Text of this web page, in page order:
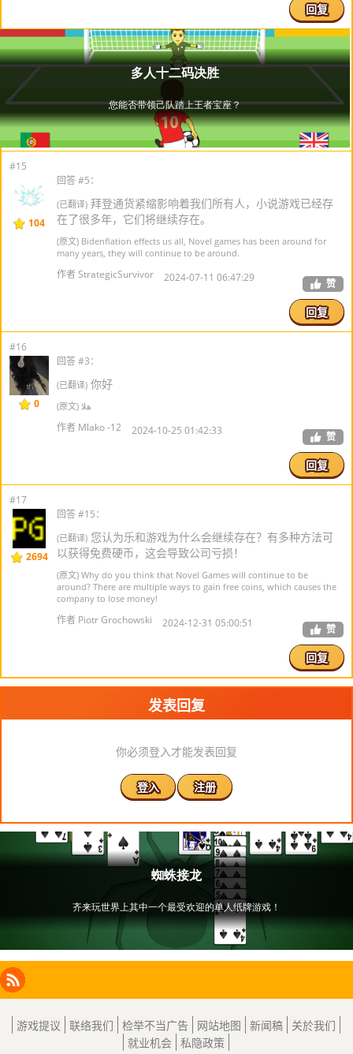
回复
#15
104
回答 #5：
(已翻译) 拜登通货紧缩影响着我们所有人，小说游戏已经存
在了很多年，它们将继续存在。
(原文) Bidenflation effects us all, Novel games has been around for
many years, they will continue to be around.
作者 StrategicSurvivor 2024-07-11 06:47:29 赞
回复
#16
0
回答 #3：
(已翻译) 你好
(原文) هلا
作者 Mlako -12 2024-10-25 01:42:33 赞
回复
#17
2694
回答 #15：
(已翻译) 您认为乐和游戏为什么会继续存在？有多种方法可
以获得免费硬币，这会导致公司亏损！
(原文) Why do you think that Novel Games will continue to be
around? There are multiple ways to gain free coins, which causes the
company to lose money!
作者 Piotr Grochowski 2024-12-31 05:00:51 赞
回复
发表回复
你必须登入才能发表回复
登入 注册
Facebook
Instagram
X
LinkedIn
RSS
游戏提议 联络我们 检举不当广告 网站地图 新闻稿
关於我们
就业机会 私隐政策